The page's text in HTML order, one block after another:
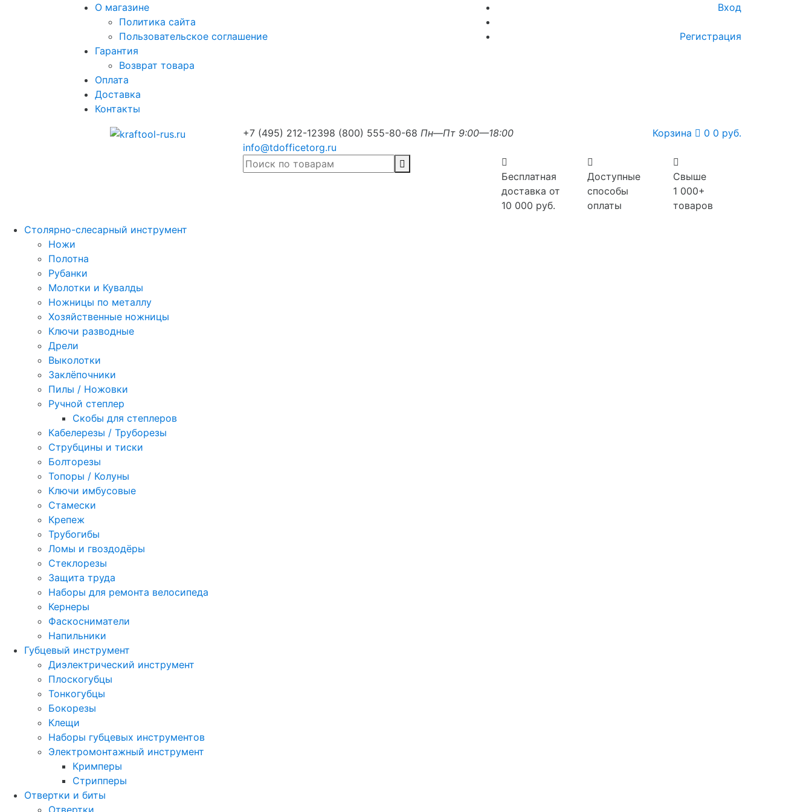
О магазине
Политика сайта
Пользовательское соглашение
Гарантия
Возврат товара
Оплата
Доставка
Контакты
Вход
Регистрация
+7 (495) 212-12398 (800) 555-80-68 Пн—Пт 9:00—18:00
info@tdofficetorg.ru
Корзина 0 0 руб.
Бесплатная
доставка от
10 000 руб.
Доступные
способы
оплаты
Свыше
1 000+
товаров
Столярно-слесарный инструмент
Ножи
Полотна
Рубанки
Молотки и Кувалды
Ножницы по металлу
Хозяйственные ножницы
Ключи разводные
Дрели
Выколотки
Заклёпочники
Пилы / Ножовки
Ручной степлер
Скобы для степлеров
Кабелерезы / Труборезы
Струбцины и тиски
Болторезы
Топоры / Колуны
Ключи имбусовые
Стамески
Крепеж
Трубогибы
Ломы и гвоздодёры
Стеклорезы
Защита труда
Наборы для ремонта велосипеда
Кернеры
Фаскосниматели
Напильники
Губцевый инструмент
Диэлектрический инструмент
Плоскогубцы
Тонкогубцы
Бокорезы
Клещи
Наборы губцевых инструментов
Электромонтажный инструмент
Кримперы
Стрипперы
Отвертки и биты
Отвертки